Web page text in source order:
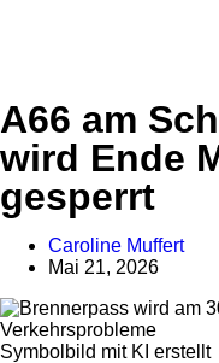
A66 am
wird Ende
gesperrt
Caroline Muffert
Mai 21, 2026
Symbolbild mit KI erstellt